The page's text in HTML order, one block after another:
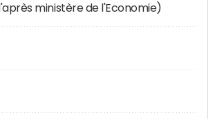
ministère de l'Economie)